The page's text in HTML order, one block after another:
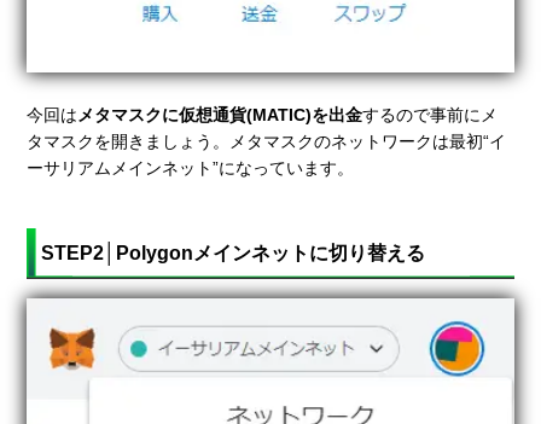
今回はメタマスクに仮想通貨(MATIC)を出金するので事前にメ
タマスクを開きましょう。メタマスクのネットワークは最初“イ
ーサリアムメインネット”になっています。
STEP2│Polygonメインネットに切り替える